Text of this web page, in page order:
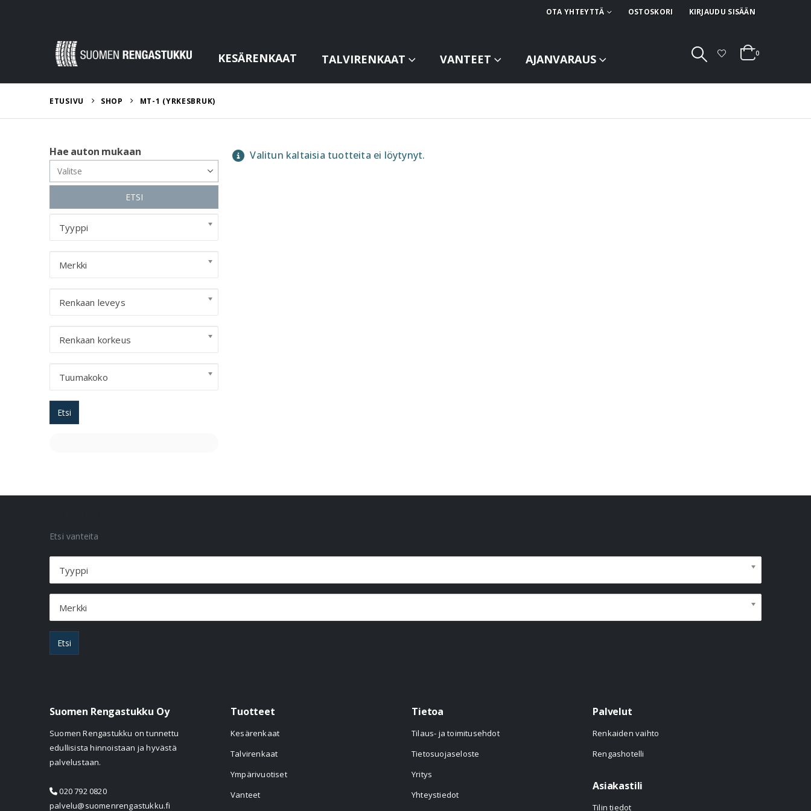
OTA YHTEYTTÄ OSTOSKORI KIRJAUDU SISÄÄN
KESÄRENKAAT TALVIRENKAAT VANTEET AJANVARAUS 0
ETUSIVU SHOP MT-1 (YRKESBRUK)
Valitun kaltaisia tuotteita ei löytynyt.
Hae auton mukaan
ETSI
Tyyppi
Merkki
Renkaan leveys
Renkaan korkeus
Tuumakoko
Etsi
Etsi vanteita
Tyyppi
Merkki
Etsi
Suomen Rengastukku Oy
Suomen Rengastukku on tunnettu
edullisista hinnoistaan ja hyvästä
palvelustaan.
020 792 0820
palvelu@suomenrengastukku.fi
Tuotteet
Kesärenkaat
Talvirenkaat
Ympärivuotiset
Vanteet
Tietoa
Tilaus- ja toimitusehdot
Tietosuojaseloste
Yritys
Yhteystiedot
Palvelut
Renkaiden vaihto
Rengashotelli
Asiakastili
Tilin tiedot